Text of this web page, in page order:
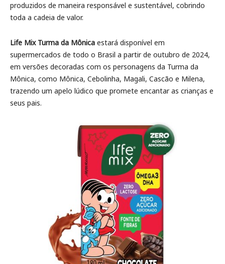
produzidos de maneira responsável e sustentável, cobrindo
toda a cadeia de valor.
Life Mix Turma da Mônica estará disponível em
supermercados de todo o Brasil a partir de outubro de 2024,
em versões decoradas com os personagens da Turma da
Mônica, como Mônica, Cebolinha, Magali, Cascão e Milena,
trazendo um apelo lúdico que promete encantar as crianças e
seus pais.